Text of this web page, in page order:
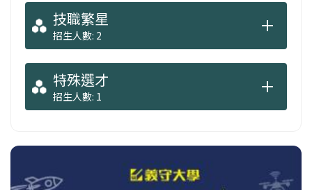
技職繁星
招生人數: 2
特殊選才
招生人數: 1